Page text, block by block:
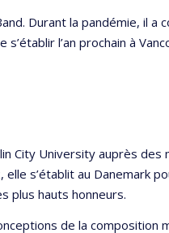
Durant la pandémie, il a
l’an prochain à
City University auprès des
s’établit au Danemark
plus hauts honneurs.
de la composition